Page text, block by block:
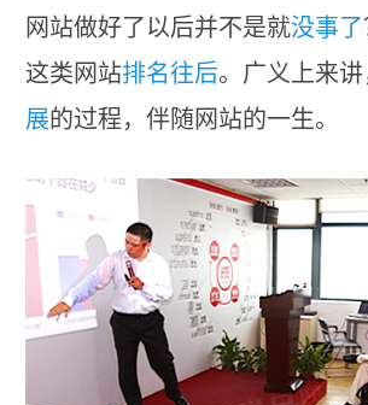
网站做好了以后并不是就没事了
这类网站排名往后。广义上来
展的过程，伴随网站的一生。